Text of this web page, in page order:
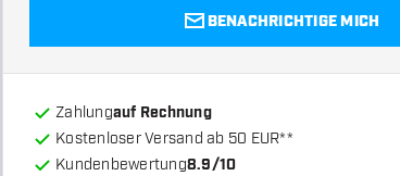
BENACHRICHTIGE MICH
Zahlungauf Rechnung
Kostenloser Versand ab 50 EUR**
Kundenbewertung8.9/10